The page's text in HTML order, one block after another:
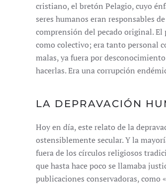
cristiano, el bretón Pelagio, cuyo
seres humanos eran responsables
comprensión del pecado original.
como colectivo; era tanto personal
malas, ya fuera por
hacerlas. Era una corrupción
LA DEPRAVACIÓN
Hoy en día, este relato de la
ostensiblemente secular. Y la
fuera de los círculos religiosos
que hasta hace poco se llamaba
publicaciones conservadoras,